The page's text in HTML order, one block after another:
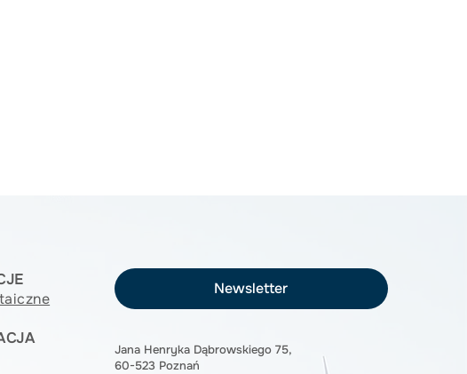
Newsletter
Jana Henryka Dąbrowskiego 75,
60-523 Poznań